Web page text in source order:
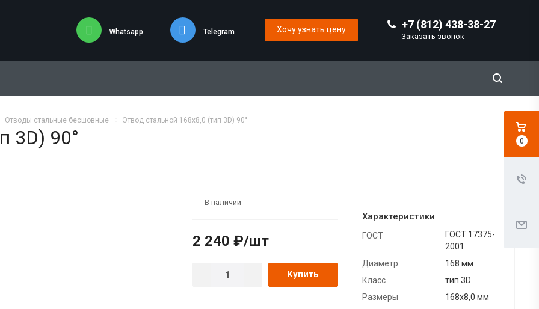
+7 (812) 438-38-27
Заказать звонок
Whatsapp Telegram Хочу узнать цену
Отводы стальные бесшовные Отвод стальной 168х8,0 (тип 3D) 90°
3D) 90°
В наличии
2 240 ₽/шт
Купить
Характеристики
ГОСТ
ГОСТ 17375-
2001
Диаметр
168 мм
Класс
тип 3D
Размеры
168х8,0 мм
0